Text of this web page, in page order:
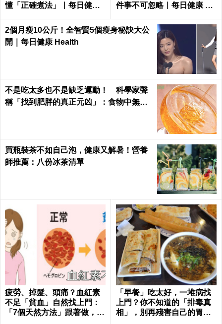
懂「正確煮法」｜每日健康
件事不可忽略｜每日健康 He
2個月瘦10公斤！全智賢5個瘦身秘訣大公
開｜每日健康 Health
不是吃太多也不是缺乏運動！ 科學家聲
稱「找到肥胖的真正元凶」：食物中無處
買瓶裝茶不如自己泡，健康又解暑！營養
師推薦：八份冰茶清單
疲勞、掉髮、頭痛？血紅素
不足「貧血」自然找上門：
「7個天然方法」跟著做，杜
「早餐」吃太好，一堆病找
上門？你不知道的「排毒真
相」，別再殘害自己的胃